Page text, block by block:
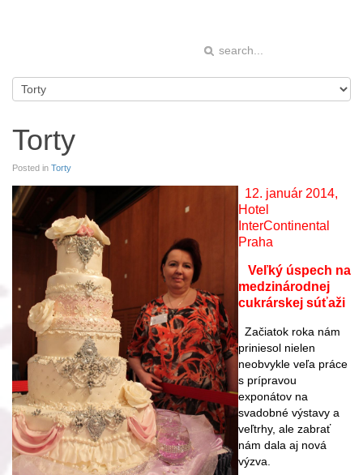
Torty
Posted in Torty
12. január 2014,
Hotel
InterContinental
Praha
Veľký úspech na
medzinárodnej
cukrárskej súťaži
Začiatok roka nám
priniesol nielen
neobvykle veľa práce
s prípravou
exponátov na
svadobné výstavy a
veľtrhy, ale zabrať
nám dala aj nová
výzva.